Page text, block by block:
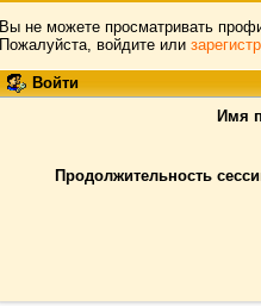
Вы не можете просматривать
Пожалуйста, войдите или
Войти
Имя
Продолжительность